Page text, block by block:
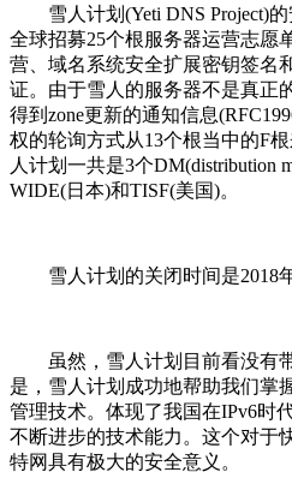
雪人计划(Yeti DNS Project)的
全球招募25个根服务器运营志愿
营、域名系统安全扩展密钥签名
证。由于雪人的服务器不是真正
得到zone更新的通知信息
权的轮询方式从13个根当中的F
人计划一共是3个DM(distribution
WIDE(日本)和TISF(美国)。
雪人计划的关闭时间是2018年
虽然，雪人计划目前看没有
是，雪人计划成功地帮助我们掌
管理技术。体现了我国在IPv6时
不断进步的技术能力。这个对于
特网具有极大的安全意义。